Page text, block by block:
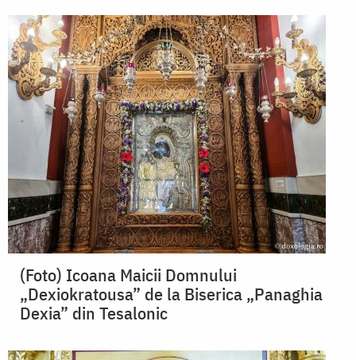
(Foto) Icoana Maicii Domnului
„Dexiokratousa” de la Biserica „Panaghia
Dexia” din Tesalonic